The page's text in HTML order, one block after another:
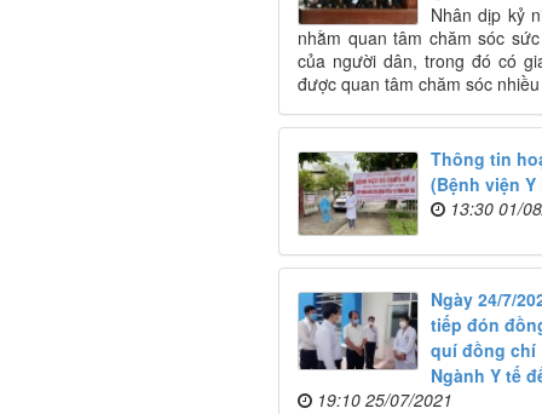
Nhân dịp kỷ
nhằm quan tâm chăm sóc
của người dân, trong đó có
được quan tâm chăm sóc
Thông tin
(Bệnh viện
13:30 01/
Ngày 24/7/
tiếp đón
quí đồng chí
Ngành Y tế
19:10 25/07/2021